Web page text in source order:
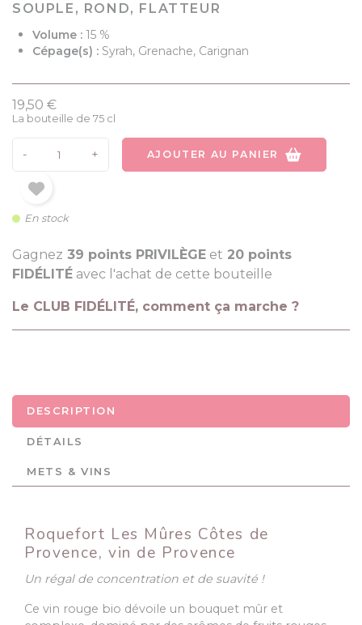
SOUPLE, ROND, FLATTEUR
Volume : 15 %
Cépage(s) : Syrah, Grenache, Carignan
19,50 €
La bouteille de 75 cl
- + AJOUTER AU PANIER
En stock
Gagnez 39 points PRIVILÈGE et 20 points
FIDÉLITÉ avec l'achat de cette bouteille
Le CLUB FIDÉLITÉ, comment ça marche ?
DESCRIPTION
DÉTAILS
METS & VINS
Roquefort Les Mûres Côtes de
Provence, vin de Provence
Un régal de concentration et de suavité !
Ce vin rouge bio dévoile un bouquet mûr et